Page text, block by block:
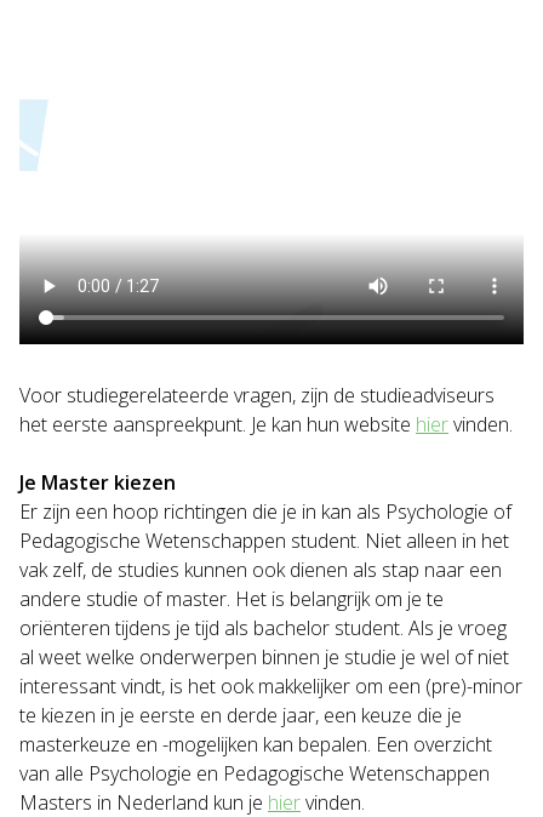
Voor studiegerelateerde vragen, zijn de studieadviseurs
het eerste aanspreekpunt. Je kan hun website hiervinden.
Je Master kiezen
Er zijn een hoop richtingen die je in kan als Psychologie of
Pedagogische Wetenschappen student. Niet alleen in het
vak zelf, de studies kunnen ook dienen als stap naar een
andere studie of master. Het is belangrijk om je te
oriënteren tijdens je tijd als bachelor student. Als je vroeg
al weet welke onderwerpen binnen je studie je wel of niet
interessant vindt, is het ook makkelijker om een (pre)-minor
te kiezen in je eerste en derde jaar, een keuze die je
masterkeuze en -mogelijken kan bepalen. Een overzicht
van alle Psychologie en Pedagogische Wetenschappen
Masters in Nederland kun je hiervinden.